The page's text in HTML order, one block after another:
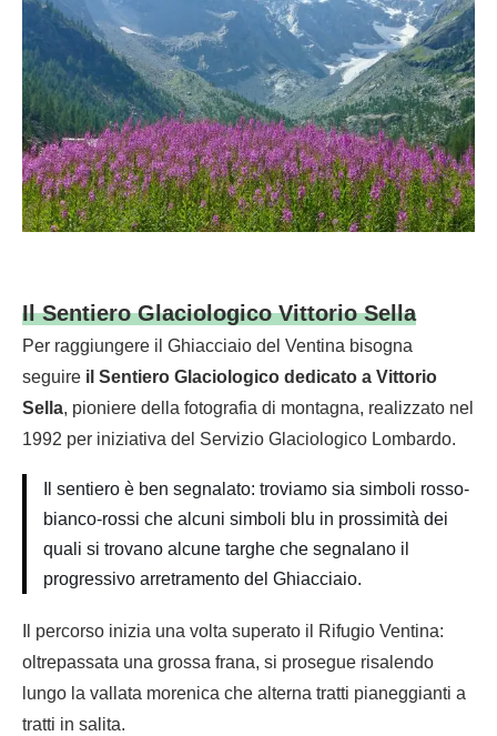
Il Sentiero Glaciologico Vittorio Sella
Per raggiungere il Ghiacciaio del Ventina bisogna
seguire il Sentiero Glaciologico dedicato a Vittorio
Sella, pioniere della fotografia di montagna, realizzato nel
1992 per iniziativa del Servizio Glaciologico Lombardo.
Il sentiero è ben segnalato: troviamo sia simboli rosso-
bianco-rossi che alcuni simboli blu in prossimità dei
quali si trovano alcune targhe che segnalano il
progressivo arretramento del Ghiacciaio.
Il percorso inizia una volta superato il Rifugio Ventina:
oltrepassata una grossa frana, si prosegue risalendo
lungo la vallata morenica che alterna tratti pianeggianti a
tratti in salita.